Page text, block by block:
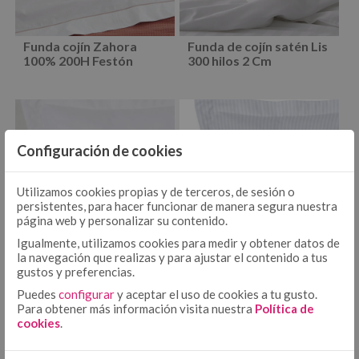
EDREDONES 500 GR
COLCHA - CUBRECAMA
ENCIMERA ALGODÓN
ENCIMERA 50/50
BAJERA AJUSTABLE
BAJERA AJUSTABLE 50/50
FUNDA NÓRDICA
FUNDA NÓRDICA ALGODÓN
FUNDA NÓRDICA 50/50
FUNDA NÓRDICA ESTAMPADA
FUNDA DE ALMOHADA
FUNDA DE ALMOHADA ALGODÓN
FUNDA DE ALMOHADA ESTAMPADA
COJÍN ALGODÓN
Funda cojín Zahora
100% 200H Festón
Funda de cojín satén Lis
300 hilos 2 Cm
Funda de cojín satén
300 hilos
Funda de cojín satén
listado 300 hilos
Configuración de cookies
Utilizamos cookies propias y de terceros, de sesión o
persistentes, para hacer funcionar de manera segura nuestra
página web y personalizar su contenido.
Igualmente, utilizamos cookies para medir y obtener datos de
la navegación que realizas y para ajustar el contenido a tus
gustos y preferencias.
Puedes configurary aceptar el uso de cookies a tu gusto.
Para obtener más información visita nuestra Política de
cookies